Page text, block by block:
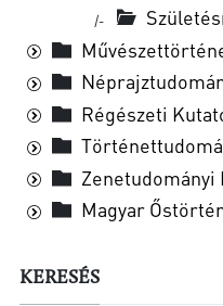
|-
Régészeti
Zenetudományi
Magyar
KERESÉS